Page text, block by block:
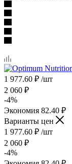
1 977.60 ₽ /шт
2 060 ₽
-4%
Экономия 82.40 ₽
Варианты цен
1 977.60 ₽ /шт
2 060 ₽
-4%